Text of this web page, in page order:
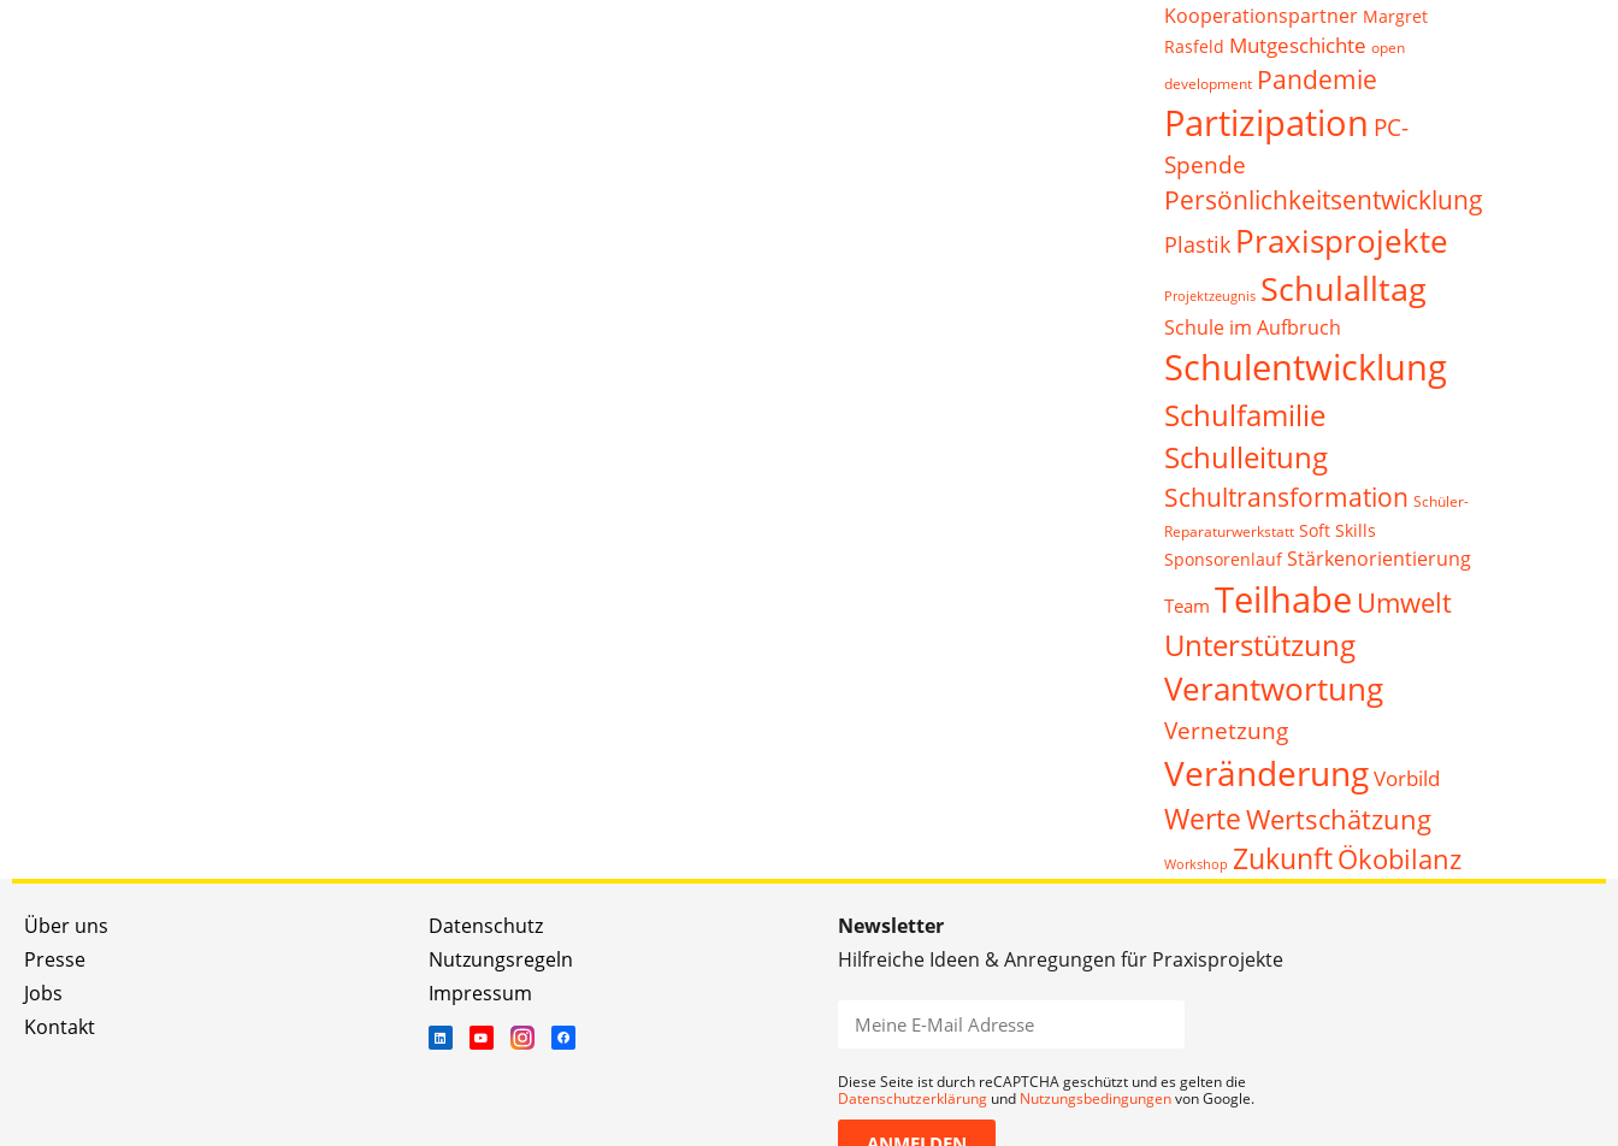
Kooperationspartner Margret
Rasfeld Mutgeschichte open
development Pandemie
Partizipation PC-
Spende
Persönlichkeitsentwicklung
Plastik Praxisprojekte
Projektzeugnis Schulalltag
Schule im Aufbruch
Schulentwicklung
Schulfamilie
Schulleitung
Schultransformation Schüler-
Reparaturwerkstatt Soft Skills
Sponsorenlauf Stärkenorientierung
Team Teilhabe Umwelt
Unterstützung
Verantwortung
Vernetzung
VeränderungVorbild
WerteWertschätzung
Workshop ZukunftÖkobilanz
Über uns
Presse
Jobs
Kontakt
Datenschutz
Nutzungsregeln
Impressum
Newsletter
Hilfreiche Ideen & Anregungen für Praxisprojekte
Diese Seite ist durch reCAPTCHA geschützt und es gelten die
Datenschutzerklärung und Nutzungsbedingungenvon Google.